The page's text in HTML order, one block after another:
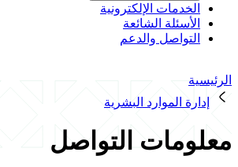
الخدمات الإلكترونية
الأسئلة الشائعة
التواصل والدعم
الرئيسية
إدارة الموارد البشرية
معلومات التواصل